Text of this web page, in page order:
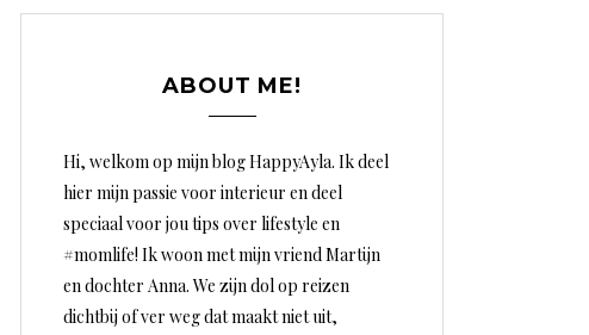
ABOUT ME!
Hi, welkom op mijn blog HappyAyla. Ik deel
hier mijn passie voor interieur en deel
speciaal voor jou tips over lifestyle en
#momlife! Ik woon met mijn vriend Martijn
en dochter Anna. We zijn dol op reizen
dichtbij of ver weg dat maakt niet uit,